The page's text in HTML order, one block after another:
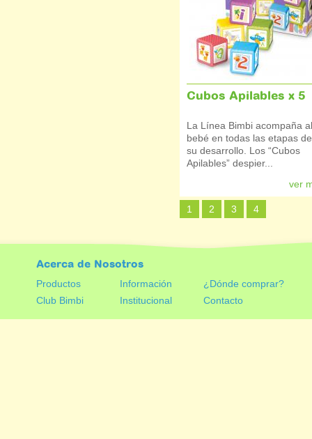
Cubos Apilables x 5
La Línea Bimbi acompaña al
bebé en todas las etapas de
su desarrollo. Los “Cubos
Apilables” despier...
ver
1 2 3 4
Acerca de Nosotros
Productos Información
¿Dónde comprar?
Club Bimbi
Institucional Contacto